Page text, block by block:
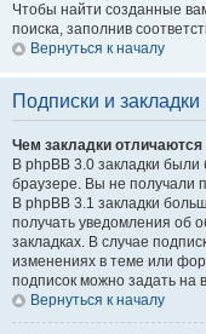
Чтобы найти созданные
поиска, заполнив
Вернуться к началу
Подписки и закладки
Чем закладки отличаются
В phpBB 3.0 закладки
браузере. Вы не получали
В phpBB 3.1 закладки
получать уведомления об
закладках. В случае
изменениях в теме или
подписок можно задать на
Вернуться к началу